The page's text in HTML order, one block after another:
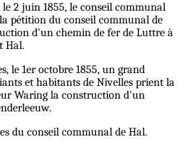
2 juin 1855, le conseil communal
pétition du conseil communal de
d'un chemin de fer de Luttre à
Hal.
le 1er octobre 1855, un grand
et habitants de Nivelles prient la
Waring la construction d'un
du conseil communal de Hal.